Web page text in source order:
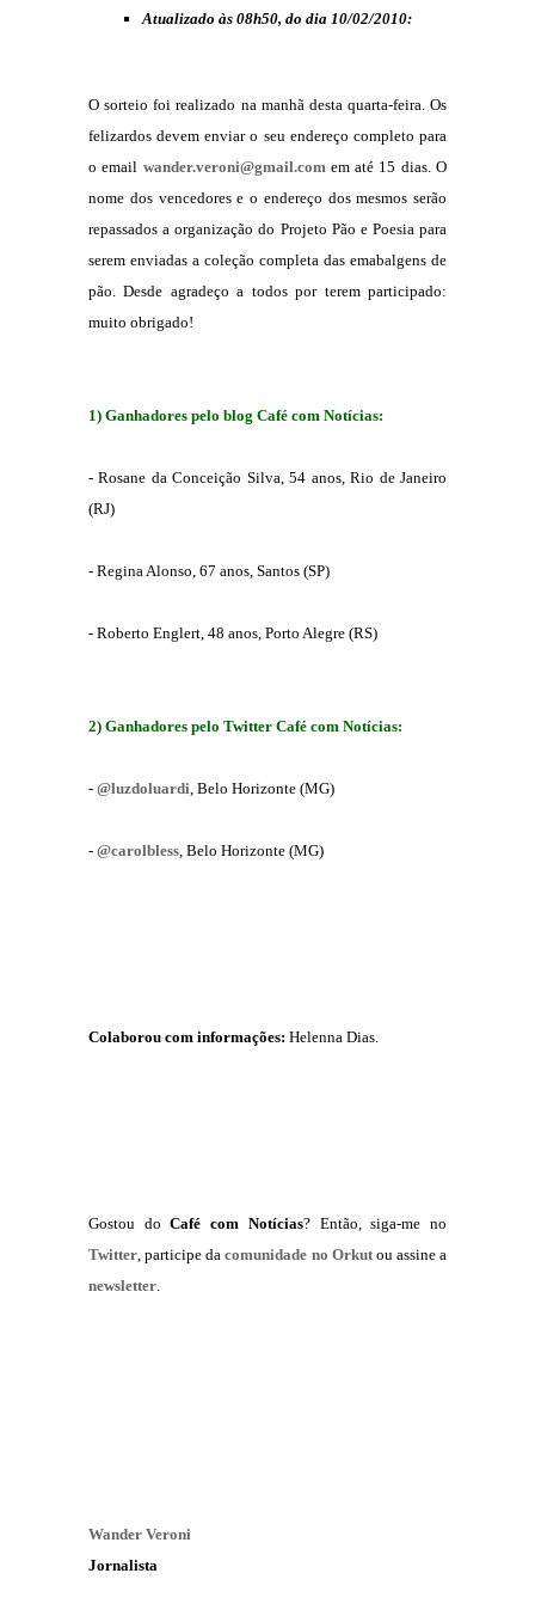
Atualizado às 08h50, do dia 10/02/2010:
O sorteio foi realizado na manhã desta quarta-feira. Os
felizardos devem enviar o seu endereço completo para
o email wander.veroni@gmail.comem até 15 dias. O
nome dos vencedores e o endereço dos mesmos serão
repassados a organização do Projeto Pão e Poesia para
serem enviadas a coleção completa das emabalgens de
pão. Desde agradeço a todos por terem participado:
muito obrigado!
1) Ganhadores pelo blog Café com Notícias:
- Rosane da Conceição Silva, 54 anos, Rio de Janeiro
(RJ)
- Regina Alonso, 67 anos, Santos (SP)
- Roberto Englert, 48 anos, Porto Alegre (RS)
2) Ganhadores pelo Twitter Café com Notícias:
- @luzdoluardi, Belo Horizonte (MG)
- @carolbless, Belo Horizonte (MG)
Colaborou com informações: Helenna Dias.
Gostou doCafé com Notícias? Então, siga-me no
Twitter, participe dacomunidade no Orkutou assine a
newsletter.
Wander Veroni
Jornalista